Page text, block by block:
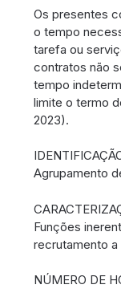
Os presentes
o tempo
tarefa ou
contratos não
tempo
limite o termo
2023).
Agrupamento
Funções
recrutamento
NÚMERO DE